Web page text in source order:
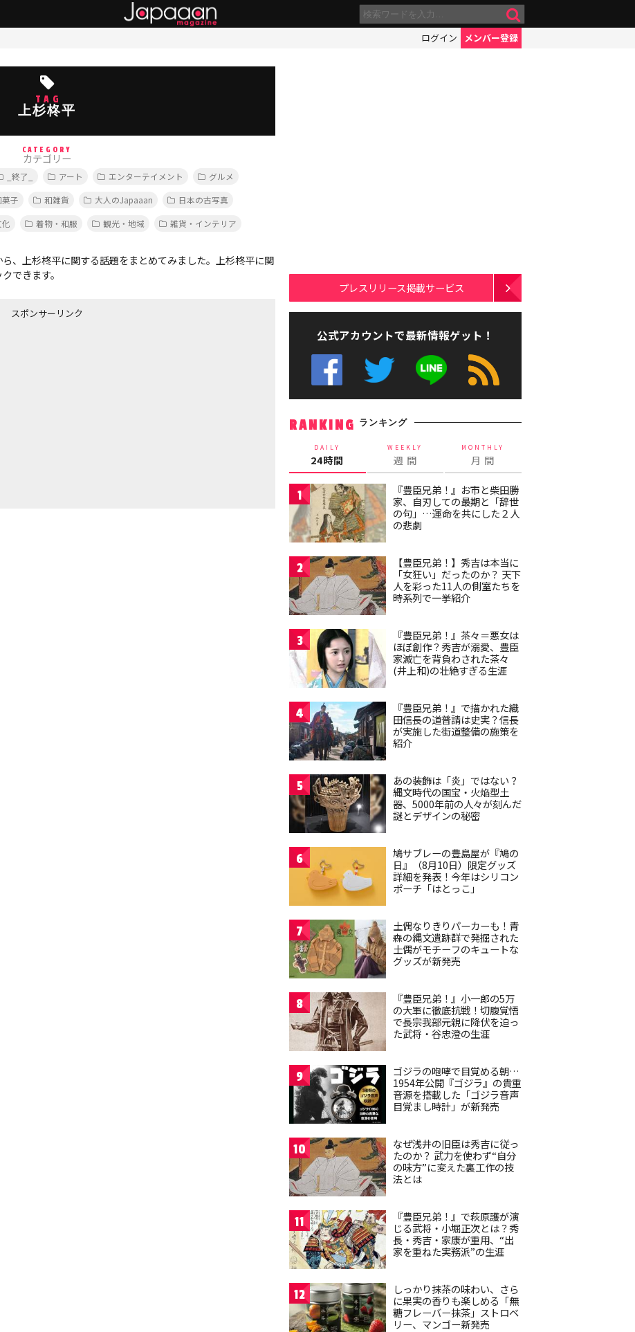
ログイン メンバー登録
TAG
上杉柊平
CATEGORY
カテゴリー
_終了_ アート エンターテイメント
グルメ
子 和雑貨 大人のJapaaan
日本の古写真
着物・和服 観光・地域 雑貨・インテリア
、上杉柊平に関する話題をまとめてみました。上杉柊平に関
できます。
スポンサーリンク
プレスリリース掲載サービス
公式アカウントで最新情報ゲット！
RANKING ランキング
DAILY
24時間
WEEKLY
週 間
MONTHLY
月 間
1
『豊臣兄弟！』お市と柴田勝
家、自刃しての最期と「辞世
の句」…運命を共にした２人
の悲劇
2
【豊臣兄弟！】秀吉は本当に
「女狂い」だったのか？ 天下
人を彩った11人の側室たちを
時系列で一挙紹介
3
『豊臣兄弟！』茶々＝悪女は
ほぼ創作？秀吉が溺愛、豊臣
家滅亡を背負わされた茶々
(井上和)の壮絶すぎる生涯
4
『豊臣兄弟！』で描かれた織
田信長の道普請は史実？信長
が実施した街道整備の施策を
紹介
5
あの装飾は「炎」ではない？
縄文時代の国宝・火焔型土
器、5000年前の人々が刻んだ
謎とデザインの秘密
6
鳩サブレーの豊島屋が『鳩の
日』（8月10日）限定グッズ
詳細を発表！今年はシリコン
ポーチ「はとっこ」
7
土偶なりきりパーカーも！青
森の縄文遺跡群で発掘された
土偶がモチーフのキュートな
グッズが新発売
8
『豊臣兄弟！』小一郎の5万
の大軍に徹底抗戦！切腹覚悟
で長宗我部元親に降伏を迫っ
た武将・谷忠澄の生涯
9
ゴジラの咆哮で目覚める朝…
1954年公開『ゴジラ』の貴重
音源を搭載した「ゴジラ音声
目覚まし時計」が新発売
10
なぜ浅井の旧臣は秀吉に従っ
たのか？ 武力を使わず“自分
の味方”に変えた裏工作の技
法とは
11
『豊臣兄弟！』で萩原護が演
じる武将・小堀正次とは？秀
長・秀吉・家康が重用、“出
家を重ねた実務派”の生涯
12
しっかり抹茶の味わい、さら
に果実の香りも楽しめる「無
糖フレーバー抹茶」ストロベ
リー、マンゴー新発売